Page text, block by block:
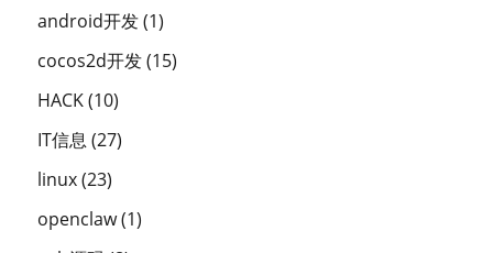
android开发(1)
cocos2d开发(15)
HACK(10)
IT信息 (27)
linux(23)
openclaw(1)